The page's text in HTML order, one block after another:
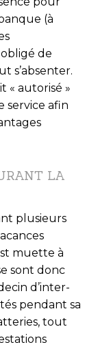
(à
de
s’absenter.
« autorisé »
service afin
LA
plusieurs
muette à
sont donc
d’inter­
pendant sa
tout